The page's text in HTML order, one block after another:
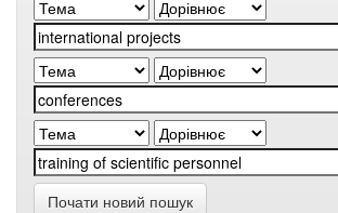
Почати новий пошук